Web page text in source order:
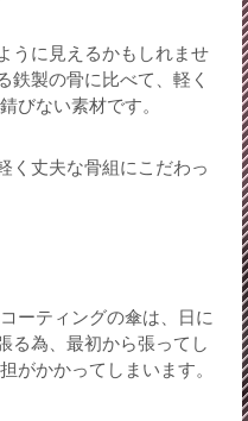
うに見えるかもしれませ
鉄製の骨に比べて、軽く
びない素材です。
く丈夫な骨組にこだわっ
ーティングの傘は、日に
る為、最初から張ってし
がかかってしまいます。